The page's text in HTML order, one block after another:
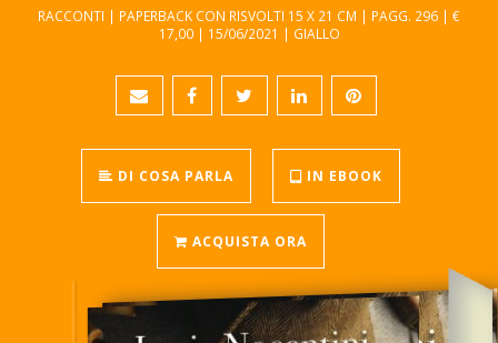
RACCONTI | PAPERBACK CON RISVOLTI 15 X 21 CM | PAGG. 296 | €
17,00 | 15/06/2021 | GIALLO
DI COSA PARLA IN EBOOK
ACQUISTA ORA